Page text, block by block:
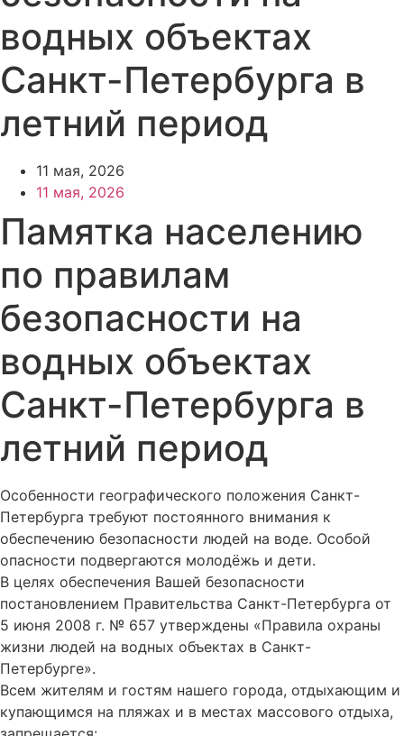
водных объектах
Санкт-Петербурга в
летний период
11 мая, 2026
11 мая, 2026
Памятка населению
по правилам
безопасности на
водных объектах
Санкт-Петербурга в
летний период
Особенности географического положения Санкт-
Петербурга требуют постоянного внимания к
обеспечению безопасности людей на воде. Особой
опасности подвергаются молодёжь и дети.
В целях обеспечения Вашей безопасности
постановлением Правительства Санкт-Петербурга от
5 июня 2008 г. № 657 утверждены «Правила охраны
жизни людей на водных объектах в Санкт-
Петербурге».
Всем жителям и гостям нашего города, отдыхающим и
купающимся на пляжах и в местах массового отдыха,